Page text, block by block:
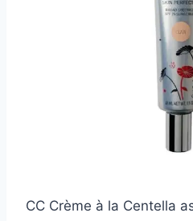
CC Crème à la Centella